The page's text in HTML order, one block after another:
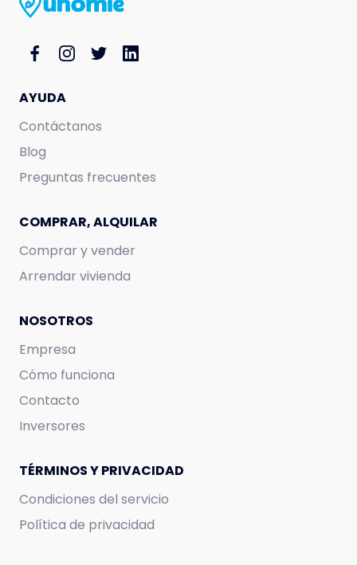
AYUDA
Contáctanos
Blog
Preguntas frecuentes
COMPRAR, ALQUILAR
Comprar y vender
Arrendar vivienda
NOSOTROS
Empresa
Cómo funciona
Contacto
Inversores
TÉRMINOS Y PRIVACIDAD
Condiciones del servicio
Política de privacidad